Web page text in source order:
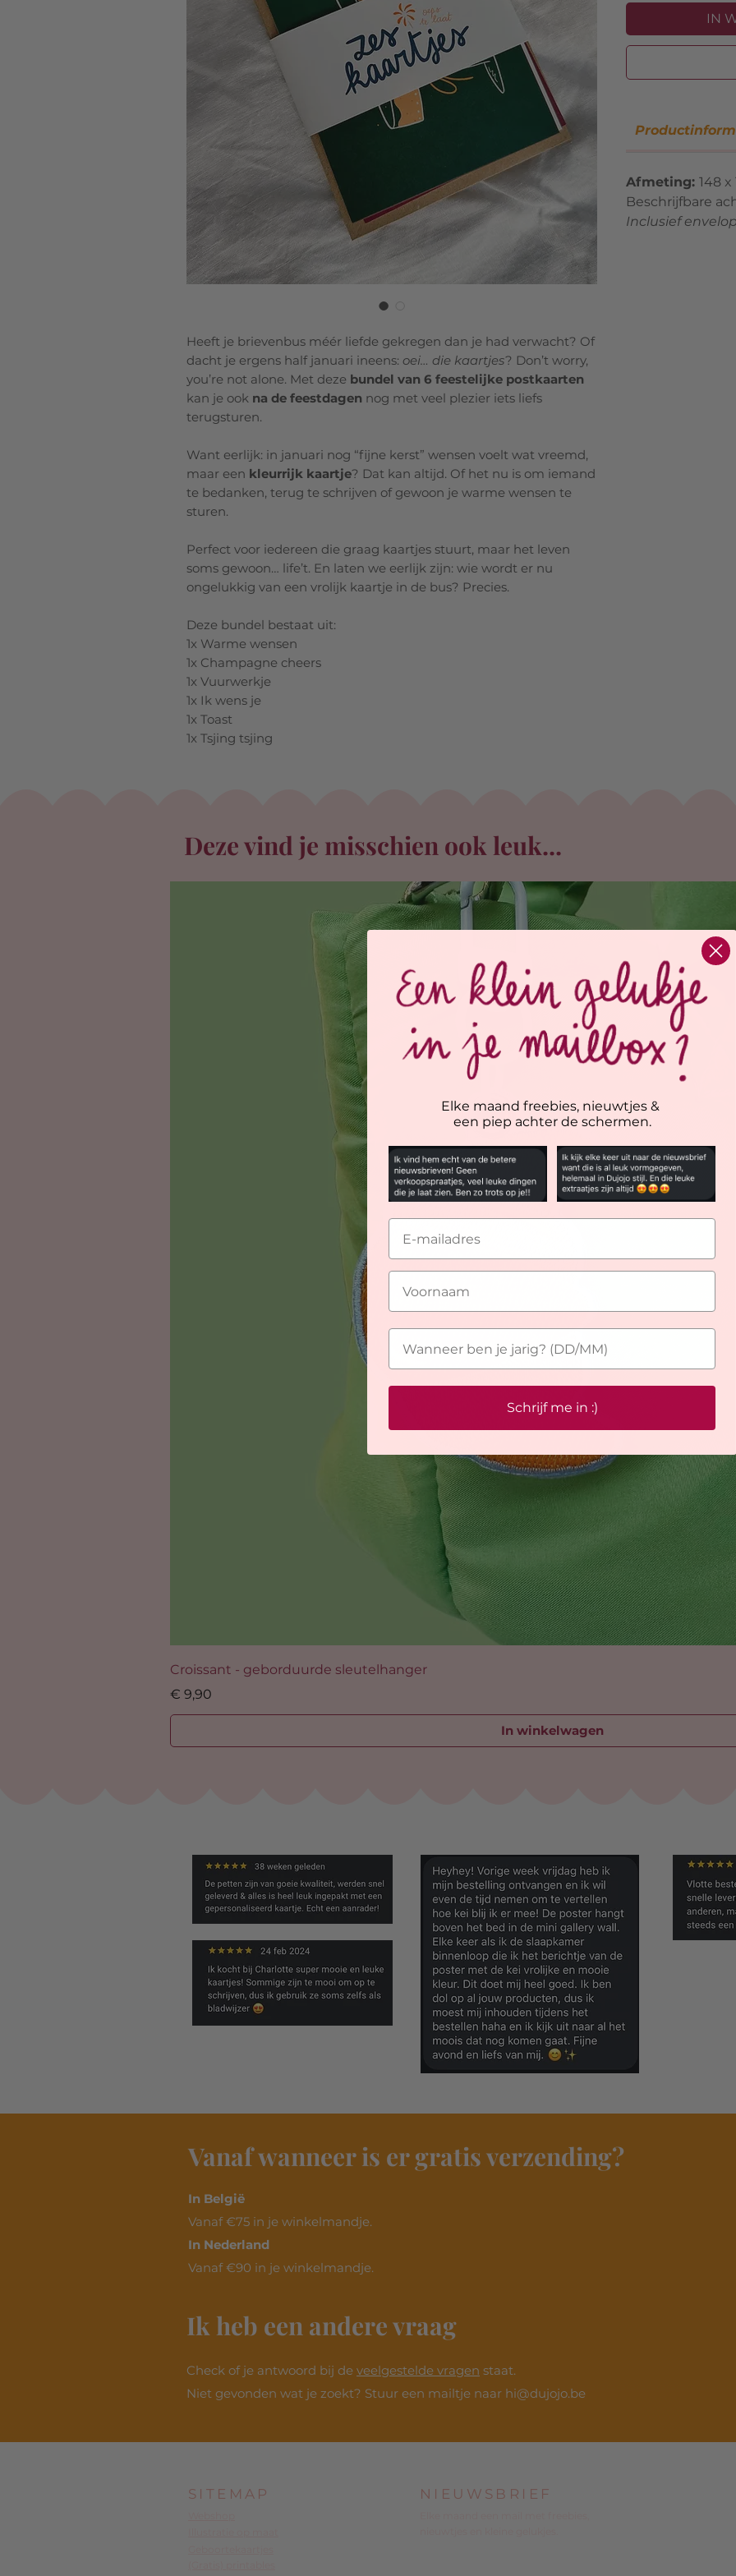
Heeft je brievenbus méér liefde gekregen dan je had verwacht? Of
dacht je ergens half januari ineens: oei… die kaartjes? Don’t worry,
you’re not alone. Met deze bundel van 6 feestelijke postkaarten
kan je ook na de feestdagen nog met veel plezier iets liefs
terugsturen.
Want eerlijk: in januari nog “fijne kerst” wensen voelt wat vreemd,
maar een kleurrijk kaartje? Dat kan altijd. Of het nu is om iemand
te bedanken, terug te schrijven of gewoon je warme wensen te
sturen.
Perfect voor iedereen die graag kaartjes stuurt, maar het leven
soms gewoon… life’t. En laten we eerlijk zijn: wie wordt er nu
ongelukkig van een vrolijk kaartje in de bus? Precies.
Deze bundel bestaat uit:
1x Warme wensen
1x Champagne cheers
1x Vuurwerkje
1x Ik wens je
1x Toast
1x Tsjing tsjing
IN
Afmeting: 148
Beschrijfbare
Inclusief
Deze vind je misschien ook leuk...
Croissant - geborduurde sleutelhanger
Prijs
€ 9,90
In winkelwagen
Vanaf wanneer is er gratis verzending?
In België
Vanaf €75 in je winkelmandje.​
In Nederland
Vanaf €90 in je winkelmandje.
Ik heb een andere vraag
Check of je antwoord bij de veelgestelde vragen staat.
Niet gevonden wat je zoekt? Stuur een mailtje naar hi@dujojo.be
SITEMAP NIEUWSBRIEF
Elke maand freebies, nieuwtjes &
een piep achter de schermen.
Schrijf me in :)